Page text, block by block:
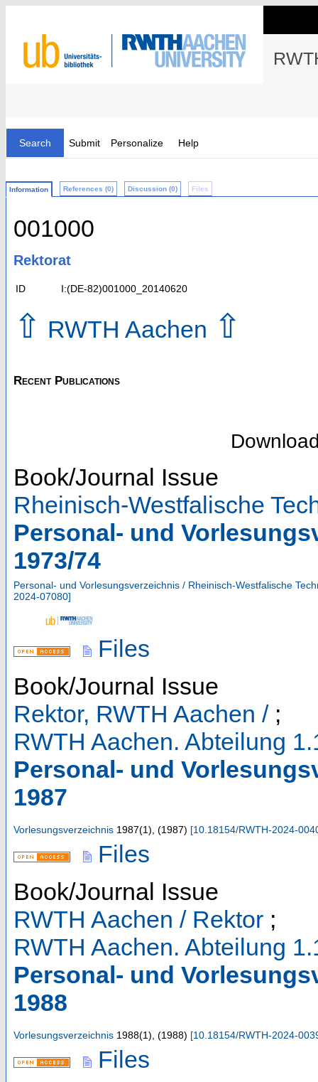
Search Submit Personalize Help
Information References (0) Discussion (0) Files
001000
Rektorat
ID I:(DE-82)001000_20140620
⇧ RWTH Aachen ⇧
Recent Publications
Book/Journal Issue
Rheinisch-Westfalische
Personal- und
1973/74
Personal- und Vorlesungsverzeichnis / Rheinisch-Westfalische
2024-07080]
Files
Book/Journal Issue
Rektor, RWTH Aachen /;
RWTH Aachen. Abteilung
Personal- und
1987
Vorlesungsverzeichnis 1987(1), (1987) [10.18154/RWTH-2024-
Files
Book/Journal Issue
RWTH Aachen / Rektor ;
RWTH Aachen. Abteilung
Personal- und
1988
Vorlesungsverzeichnis 1988(1), (1988) [10.18154/RWTH-2024-
Files